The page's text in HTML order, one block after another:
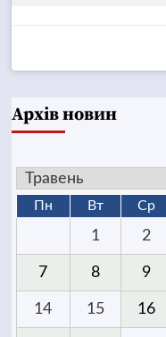
Архів новин
Пн Вт Ср
1 2
7 8 9
14 15 16